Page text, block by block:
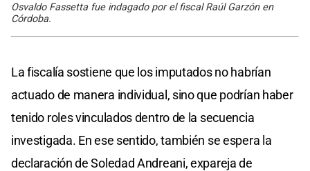
Osvaldo Fassetta fue indagado por el fiscal Raúl Garzón en
Córdoba.
La fiscalía sostiene que los imputados no habrían
actuado de manera individual, sino que podrían haber
tenido roles vinculados dentro de la secuencia
investigada. En ese sentido, también se espera la
declaración de Soledad Andreani, expareja de